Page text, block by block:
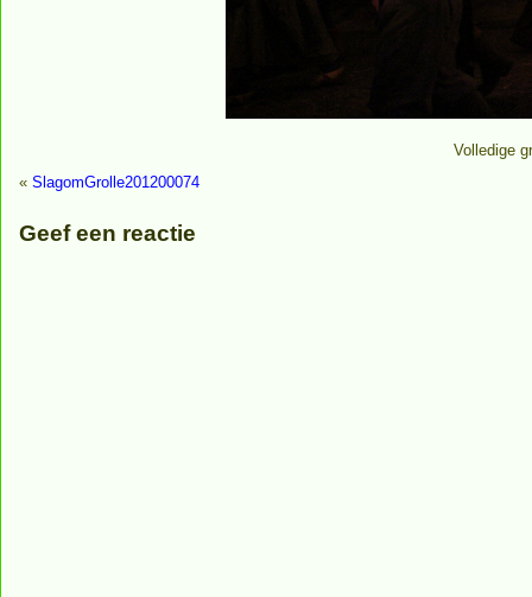
Volledige
« SlagomGrolle201200074
Geef een reactie